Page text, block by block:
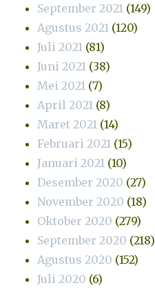
September 2021 (149)
Agustus 2021 (120)
Juli 2021 (81)
Juni 2021 (38)
Mei 2021 (7)
April 2021 (8)
Maret 2021 (14)
Februari 2021 (15)
Januari 2021 (10)
Desember 2020 (27)
November 2020 (18)
Oktober 2020 (279)
September 2020 (218)
Agustus 2020 (152)
Juli 2020 (6)